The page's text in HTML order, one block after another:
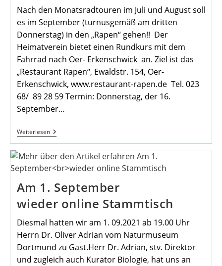
Nach den Monatsradtouren im Juli und August soll
es im September (turnusgemäß am dritten
Donnerstag) in den „Rapen“ gehen!! Der
Heimatverein bietet einen Rundkurs mit dem
Fahrrad nach Oer- Erkenschwick an. Ziel ist das
„Restaurant Rapen“, Ewaldstr. 154, Oer-
Erkenschwick, www.restaurant-rapen.de Tel. 023
68/ 89 28 59 Termin: Donnerstag, der 16.
September…
WeiterlesenMonatsradtour
September
2021
Am 1. September
wieder online Stammtisch
Diesmal hatten wir am 1. 09.2021 ab 19.00 Uhr
Herrn Dr. Oliver Adrian vom Naturmuseum
Dortmund zu Gast.Herr Dr. Adrian, stv. Direktor
und zugleich auch Kurator Biologie, hat uns an